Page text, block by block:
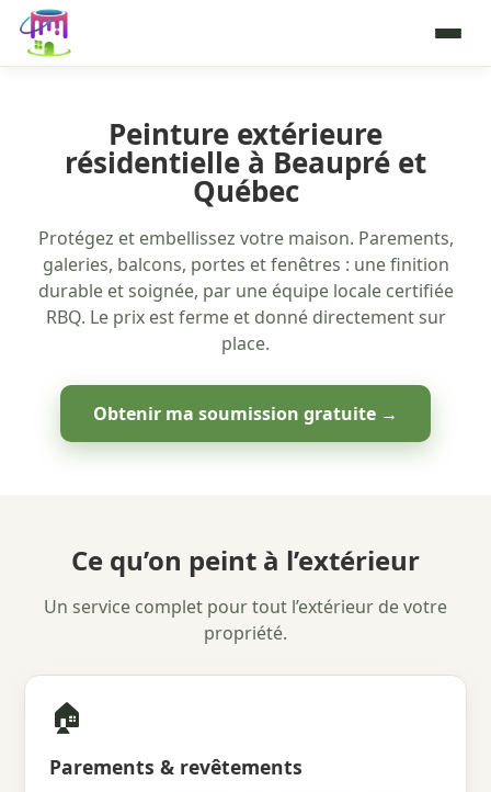
Peinture extérieure
résidentielle à Beaupré et
Québec
Protégez et embellissez votre maison. Parements,
galeries, balcons, portes et fenêtres : une finition
durable et soignée, par une équipe locale certifiée
RBQ. Le prix est ferme et donné directement sur
place.
Obtenir ma soumission gratuite →
Ce qu’on peint à l’extérieur
Un service complet pour tout l’extérieur de votre
propriété.
🏠
Parements & revêtements